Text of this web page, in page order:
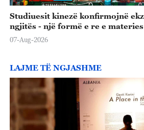
Studiuesit kinezë konfirmojnë
ngjitës - një formë e re e materies
07-Aug-2026
LAJME TË NGJASHME